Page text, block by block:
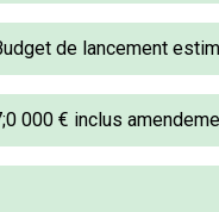
de lancement
000 € inclus